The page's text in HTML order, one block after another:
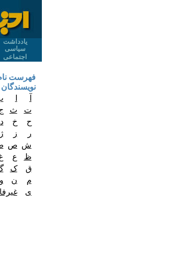
یادداشت
سیاسی
اجتماعی
فهرست
نویسندگان
ت
ث
ح
خ د
ر
ز ژ
ش ص
ظ
ع
ق
ک
م
ن و
ی